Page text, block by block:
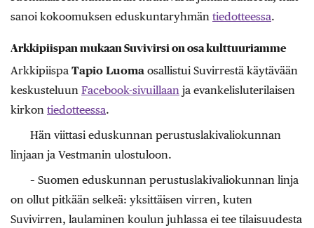
sanoi kokoomuksen eduskuntaryhmän tiedotteessa.
Arkkipiispan mukaan Suvivirsi on osa kulttuuriamme
Arkkipiispa Tapio Luoma osallistui Suvirrestä käytävään
keskusteluun Facebook-sivuillaan ja evankelisluterilaisen
kirkon tiedotteessa.
Hän viittasi eduskunnan perustuslakivaliokunnan
linjaan ja Vestmanin ulostuloon.
– Suomen eduskunnan perustuslakivaliokunnan linja
on ollut pitkään selkeä: yksittäisen virren, kuten
Suvivirren, laulaminen koulun juhlassa ei tee tilaisuudesta